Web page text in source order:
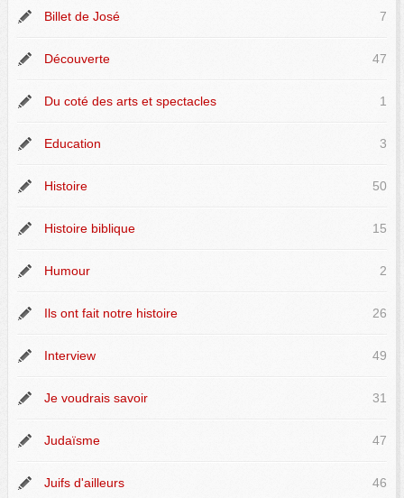
Billet de José 7
Découverte 47
Du coté des arts et spectacles 1
Education 3
Histoire 50
Histoire biblique 15
Humour 2
Ils ont fait notre histoire 26
Interview 49
Je voudrais savoir 31
Judaïsme 47
Juifs d'ailleurs 46